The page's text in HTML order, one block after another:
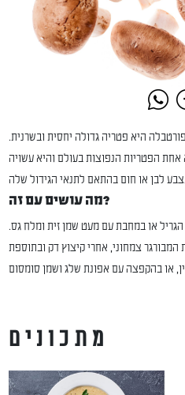
היא פטריה גדולה יחסית ובשרנית.
אחת הפטריות הנפוצות בעולם והיא עשויה
מה עושים עם זה?
או במחבת עם מעט שמן זית ומלח גס.
המבורגר צמחוני, אחרי קיצוץ דק ובתוספת
מתכונים